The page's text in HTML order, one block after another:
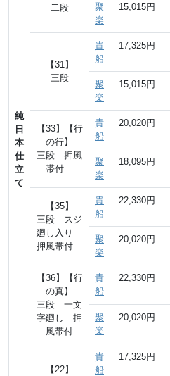
純
日
本
仕
立
て
二段
聚
楽
15,015円
【31】
三段
貴
船
17,325円
聚
楽
15,015円
【33】【行
の行】
三段 押風
帯付
貴
船
20,020円
聚
楽
18,095円
【35】
三段 スジ
廻し入り
押風帯付
貴
船
22,330円
聚
楽
20,020円
【36】【行
の真】
三段 一文
字廻し 押
風帯付
貴
船
22,330円
聚
楽
20,020円
【22】
貴
船
17,325円